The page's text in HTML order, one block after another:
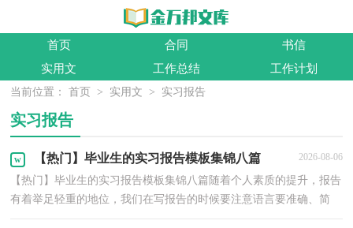
首页 合同
书信
实用文
工作总结 工作计划
当前位置： 首页 > 实用文 > 实习报告
实习报告
【热门】毕业生的实习报告模板集锦八篇 2026-08-06
【热门】毕业生的实习报告模板集锦八篇随着个人素质的提升，报告
有着举足轻重的地位，我们在写报告的时候要注意语言要准确、简